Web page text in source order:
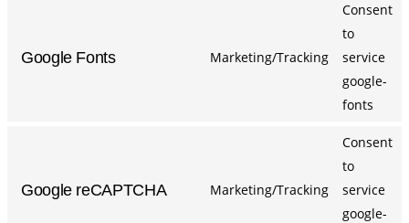
Google Fonts Marketing/Tracking
Consent
to
service
google-
fonts
Google reCAPTCHA Marketing/Tracking
Consent
to
service
google-